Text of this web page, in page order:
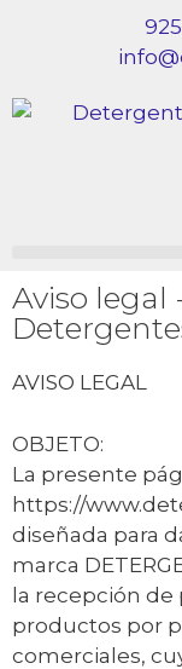
Aviso legal
AVISO LEGAL
OBJETO:
La presente
https://
diseñada para
marca
la recepción de
productos por
comerciales,